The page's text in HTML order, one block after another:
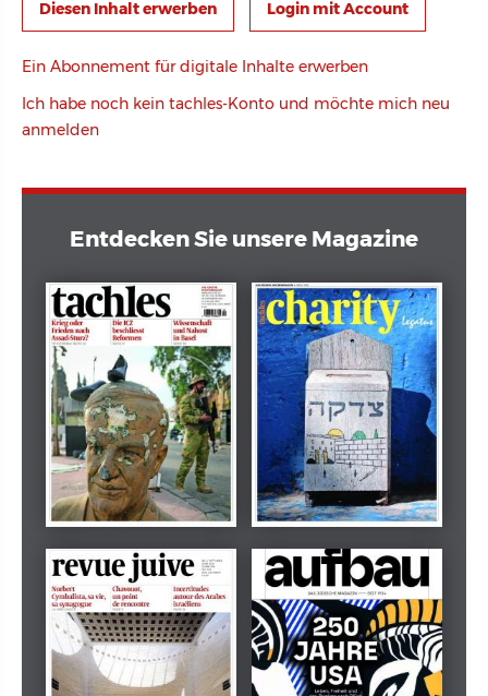
Login mit Account
Ein Abonnement für digitale Inhalte erwerben
Ich habe noch kein tachles-Konto und möchte mich neu
anmelden
Entdecken Sie unsere Magazine
Dezember 2024
tachles
März 2026
Beilage